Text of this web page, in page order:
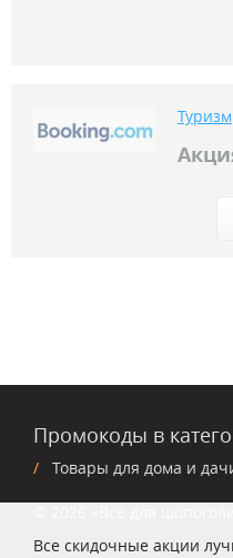
Туризм
Промокоды в
Товары для дома и
Все скидочные акции